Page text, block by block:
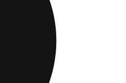
para que puedas calificar
revisar
Aspire Mastercard
de un militar, nuestra guía de
de militares